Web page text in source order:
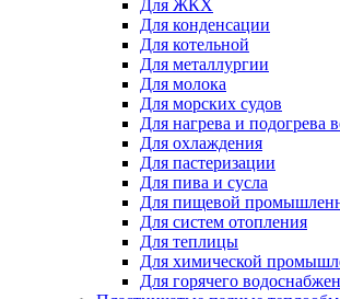
Для ЖКХ
Для конденсации
Для котельной
Для металлургии
Для молока
Для морских судов
Для нагрева и подогрева
Для охлаждения
Для пастеризации
Для пива и сусла
Для пищевой
Для систем отопления
Для теплицы
Для химической
Для горячего